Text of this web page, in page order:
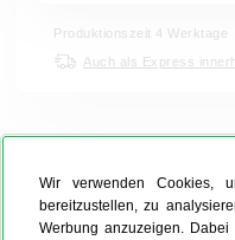
Wir verwenden Cookies,
bereitzustellen, zu
Werbung anzuzeigen.
Produktionszeit 4 Werktage
Auch als Express
MEHR
FOTOS